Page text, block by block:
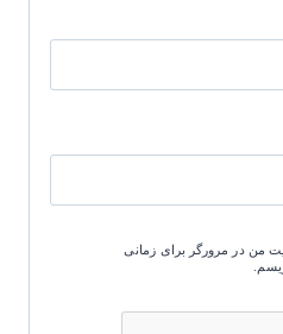
من در مرورگر برای زمانی